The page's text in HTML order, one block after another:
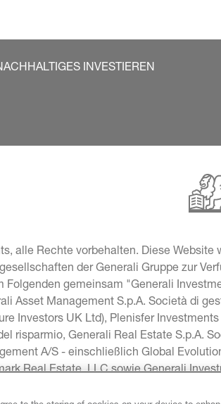
INVESTIEREN
alle Rechte vorbehalten. Diese
der Generali Gruppe zur
Folgenden gemeinsam "Generali
Asset Management S.p.A. Società di
Investors UK Ltd), Plenisfer
risparmio, Generali Real Estate S.p.A.
A/S - einschließlich Global
Real Estate, LLC sowie Generali
Asia Pacific Limited, Conning Investment